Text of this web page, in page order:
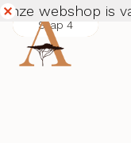
Onze webshop is
DismissStap 1
Stap 2
Stap 3
Stap 4